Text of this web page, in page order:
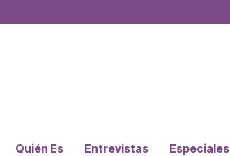
Quién Es Entrevistas Especiales